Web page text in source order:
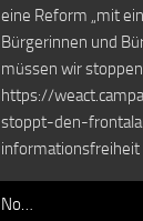
eine Reform „mit
Bürgerinnen und
müssen wir stoppen.
https://
stoppt-den-
informationsfreiheit
No…